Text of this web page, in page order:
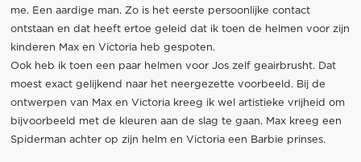
me. Een aardige man. Zo is het eerste persoonlijke contact
ontstaan en dat heeft ertoe geleid dat ik toen de helmen voor zijn
kinderen Max en Victoria heb gespoten.
Ook heb ik toen een paar helmen voor Jos zelf geairbrusht. Dat
moest exact gelijkend naar het neergezette voorbeeld. Bij de
ontwerpen van Max en Victoria kreeg ik wel artistieke vrijheid om
bijvoorbeeld met de kleuren aan de slag te gaan. Max kreeg een
Spiderman achter op zijn helm en Victoria een Barbie prinses.